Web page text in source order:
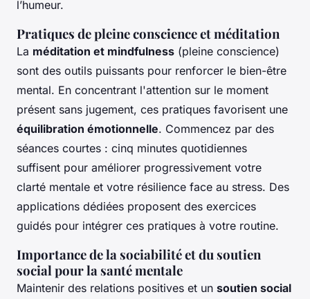
l’humeur.
Pratiques de pleine conscience et méditation
La méditation et mindfulness (pleine conscience)
sont des outils puissants pour renforcer le bien-être
mental. En concentrant l'attention sur le moment
présent sans jugement, ces pratiques favorisent une
équilibration émotionnelle. Commencez par des
séances courtes : cinq minutes quotidiennes
suffisent pour améliorer progressivement votre
clarté mentale et votre résilience face au stress. Des
applications dédiées proposent des exercices
guidés pour intégrer ces pratiques à votre routine.
Importance de la sociabilité et du soutien
social pour la santé mentale
Maintenir des relations positives et un soutien social